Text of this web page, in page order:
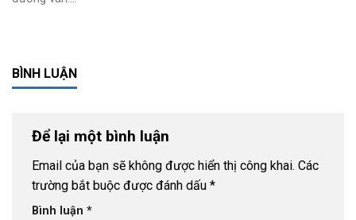
BÌNH LUẬN
Để lại một bình luận
Email của bạn sẽ không được hiển thị công khai. Các
trường bắt buộc được đánh dấu *
Bình luận *